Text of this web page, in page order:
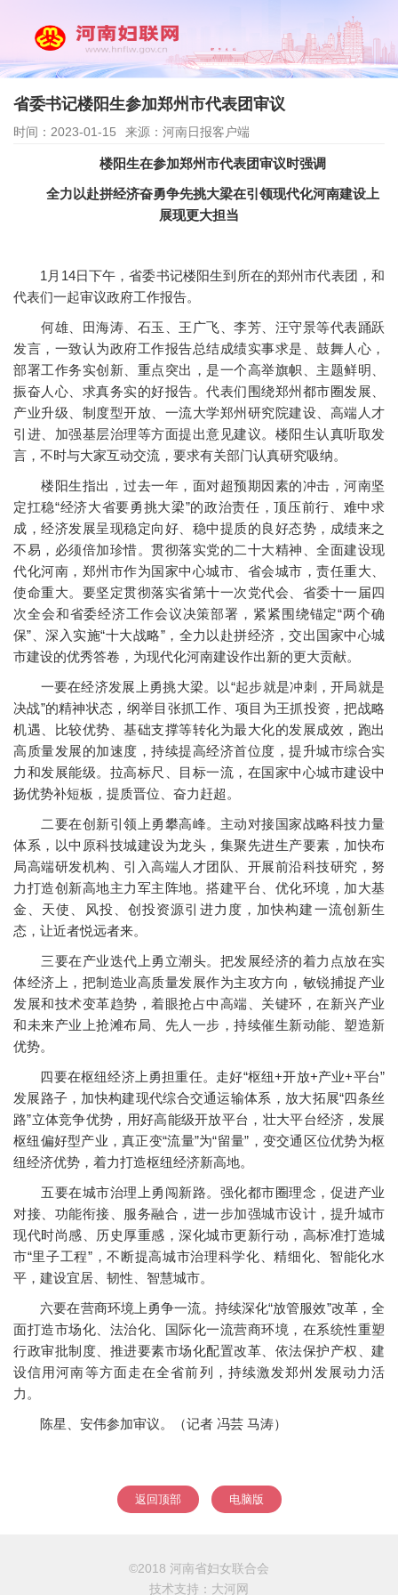
省委书记楼阳生参加郑州市代表团审议
时间：2023-01-15 来源：河南日报客户端
楼阳生在参加郑州市代表团审议时强调
全力以赴拼经济奋勇争先挑大梁在引领现代化河南建设上
展现更大担当
1月14日下午，省委书记楼阳生到所在的郑州市代表团，和
代表们一起审议政府工作报告。
何雄、田海涛、石玉、王广飞、李芳、汪守景等代表踊跃
发言，一致认为政府工作报告总结成绩实事求是、鼓舞人心，
部署工作务实创新、重点突出，是一个高举旗帜、主题鲜明、
振奋人心、求真务实的好报告。代表们围绕郑州都市圈发展、
产业升级、制度型开放、一流大学郑州研究院建设、高端人才
引进、加强基层治理等方面提出意见建议。楼阳生认真听取发
言，不时与大家互动交流，要求有关部门认真研究吸纳。
楼阳生指出，过去一年，面对超预期因素的冲击，河南坚
定扛稳“经济大省要勇挑大梁”的政治责任，顶压前行、难中求
成，经济发展呈现稳定向好、稳中提质的良好态势，成绩来之
不易，必须倍加珍惜。贯彻落实党的二十大精神、全面建设现
代化河南，郑州市作为国家中心城市、省会城市，责任重大、
使命重大。要坚定贯彻落实省第十一次党代会、省委十一届四
次全会和省委经济工作会议决策部署，紧紧围绕锚定“两个确
保”、深入实施“十大战略”，全力以赴拼经济，交出国家中心城
市建设的优秀答卷，为现代化河南建设作出新的更大贡献。
一要在经济发展上勇挑大梁。以“起步就是冲刺，开局就是
决战”的精神状态，纲举目张抓工作、项目为王抓投资，把战略
机遇、比较优势、基础支撑等转化为最大化的发展成效，跑出
高质量发展的加速度，持续提高经济首位度，提升城市综合实
力和发展能级。拉高标尺、目标一流，在国家中心城市建设中
扬优势补短板，提质晋位、奋力赶超。
二要在创新引领上勇攀高峰。主动对接国家战略科技力量
体系，以中原科技城建设为龙头，集聚先进生产要素，加快布
局高端研发机构、引入高端人才团队、开展前沿科技研究，努
力打造创新高地主力军主阵地。搭建平台、优化环境，加大基
金、天使、风投、创投资源引进力度，加快构建一流创新生
态，让近者悦远者来。
三要在产业迭代上勇立潮头。把发展经济的着力点放在实
体经济上，把制造业高质量发展作为主攻方向，敏锐捕捉产业
发展和技术变革趋势，着眼抢占中高端、关键环，在新兴产业
和未来产业上抢滩布局、先人一步，持续催生新动能、塑造新
优势。
四要在枢纽经济上勇担重任。走好“枢纽+开放+产业+平台”
发展路子，加快构建现代综合交通运输体系，放大拓展“四条丝
路”立体竞争优势，用好高能级开放平台，壮大平台经济，发展
枢纽偏好型产业，真正变“流量”为“留量”，变交通区位优势为枢
纽经济优势，着力打造枢纽经济新高地。
五要在城市治理上勇闯新路。强化都市圈理念，促进产业
对接、功能衔接、服务融合，进一步加强城市设计，提升城市
现代时尚感、历史厚重感，深化城市更新行动，高标准打造城
市“里子工程”，不断提高城市治理科学化、精细化、智能化水
平，建设宜居、韧性、智慧城市。
六要在营商环境上勇争一流。持续深化“放管服效”改革，全
面打造市场化、法治化、国际化一流营商环境，在系统性重塑
行政审批制度、推进要素市场化配置改革、依法保护产权、建
设信用河南等方面走在全省前列，持续激发郑州发展动力活
力。
陈星、安伟参加审议。（记者 冯芸 马涛）
返回顶部 电脑版
©2018 河南省妇女联合会
技术支持： 大河网